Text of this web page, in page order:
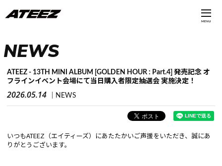
MENU
NEWS
ATEEZ - 13TH MINI ALBUM [GOLDEN HOUR : Part.4] 発売記念 オ
フラインイベント会場にて当日購入者限定抽選会 実施決定！
2026.05.14 NEWS
いつもATEEZ（エイティーズ）にあたたかいご声援をいただき、誠にあ
りがとうございます。